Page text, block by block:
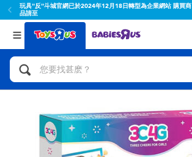
玩具"反"斗城官網已於2024年12月18日轉型為企業網站 購買商
品請至
返回
分類目錄
人氣英雄,角色扮演,射擊玩具
拼砌組合及樂高LEGO
返回
品牌
Toy Story玩具總動員
52TOYS